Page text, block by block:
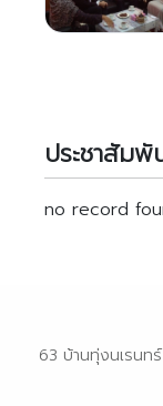
ประชาสัมพั
no record
63 บ้านทุ่งนเรนท